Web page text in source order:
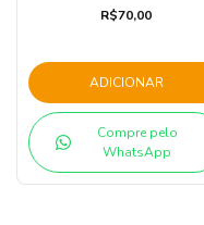
R$70,00
ADICIONAR
Compre pelo
WhatsApp